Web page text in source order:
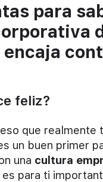
para
encaja
feliz?
que realmente
un buen primer
una cultura
para ti